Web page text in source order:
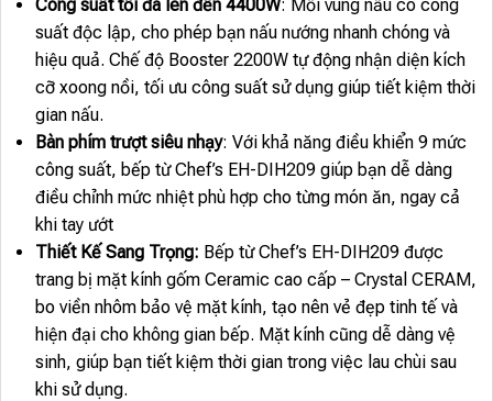
Công suất tối đa lên đến 4400W: Mỗi vùng nấu có công
suất độc lập, cho phép bạn nấu nướng nhanh chóng và
hiệu quả. Chế độ Booster 2200W tự động nhận diện kích
cỡ xoong nồi, tối ưu công suất sử dụng giúp tiết kiệm thời
gian nấu.
Bàn phím trượt siêu nhạy: Với khả năng điều khiển 9 mức
công suất, bếp từ Chef’s EH-DIH209 giúp bạn dễ dàng
điều chỉnh mức nhiệt phù hợp cho từng món ăn, ngay cả
khi tay ướt
Thiết Kế Sang Trọng: Bếp từ Chef’s EH-DIH209 được
trang bị mặt kính gốm Ceramic cao cấp – Crystal CERAM,
bo viền nhôm bảo vệ mặt kính, tạo nên vẻ đẹp tinh tế và
hiện đại cho không gian bếp. Mặt kính cũng dễ dàng vệ
sinh, giúp bạn tiết kiệm thời gian trong việc lau chùi sau
khi sử dụng.